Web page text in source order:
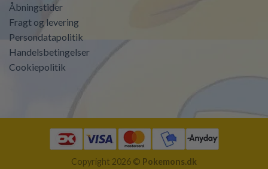
Åbningstider
Fragt og levering
Persondatapolitik
Handelsbetingelser
Cookiepolitik
Copyright 2026 © Pokemons.dk